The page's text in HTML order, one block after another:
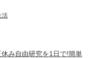
活
休み自由研究を1日で!簡単